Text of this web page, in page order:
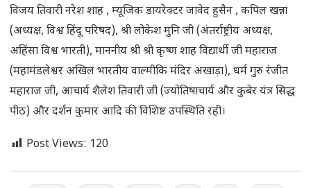
विजय तिवारी नरेश शाह , म्यूजिक डायरेक्टर जावेद हुसैन , कपिल खन्ना
(अध्यक्ष, विश्व हिंदू परिषद), श्री लोकेश मुनि जी (अंतर्राष्ट्रीय अध्यक्ष,
अहिंसा विश्व भारती), माननीय श्री श्री कृष्ण शाह विद्यार्थी जी महाराज
(महामंडलेश्वर अखिल भारतीय वाल्मीकि मंदिर अखाड़ा), धर्म गुरु रंजीत
महाराज जी, आचार्य शैलेश तिवारी जी (ज्योतिषाचार्य और कुबेर यंत्र सिद्ध
पीठ) और दर्शन कुमार आदि की विशिष्ट उपस्थिति रही।
Post Views: 120